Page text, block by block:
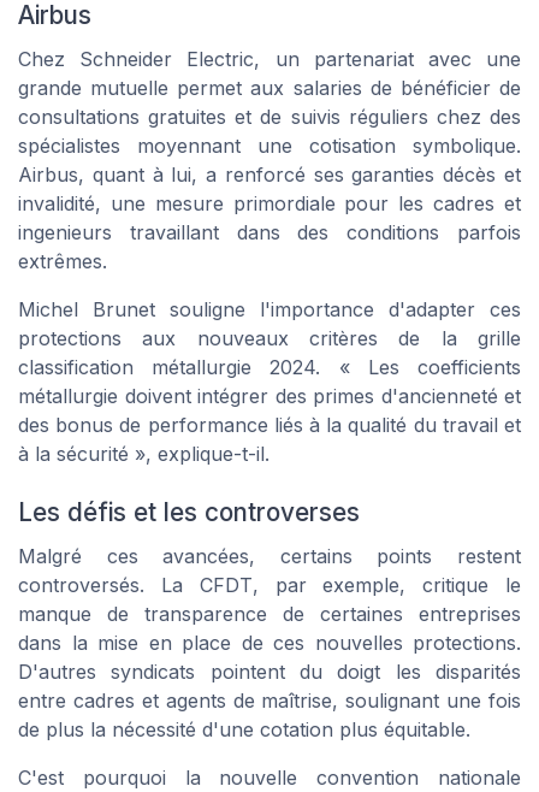
Airbus
Chez Schneider Electric, un partenariat avec une
grande mutuelle permet aux salaries de bénéficier de
consultations gratuites et de suivis réguliers chez des
spécialistes moyennant une cotisation symbolique.
Airbus, quant à lui, a renforcé ses garanties décès et
invalidité, une mesure primordiale pour lescadres et
ingenieurs travaillant dans des conditions parfois
extrêmes.
Michel Brunet souligne l'importance d'adapter ces
protections aux nouveaux critères de la grille
classification métallurgie 2024. « Les coefficients
métallurgie doivent intégrer des primes d'ancienneté et
des bonus de performance liés à la qualité du travail et
à la sécurité », explique-t-il.
Les défis et les controverses
Malgré ces avancées, certains points restent
controversés. La CFDT, par exemple, critique le
manque de transparence de certaines entreprises
dans la mise en place de ces nouvelles protections.
D'autres syndicats pointent du doigt les disparités
entre cadres et agents de maîtrise, soulignant une fois
de plus la nécessité d'une cotation plus équitable.
C'est pourquoi la nouvelle convention nationale